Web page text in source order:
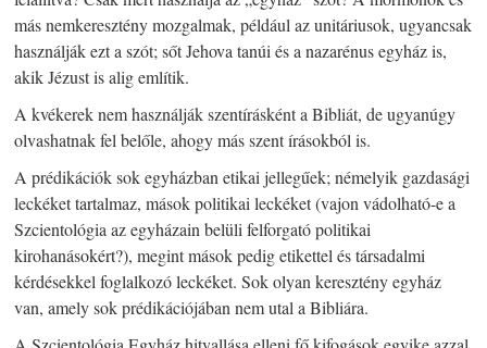
más nemkeresztény mozgalmak, például az unitáriusok, ugyancsak
használják ezt a szót; sőt Jehova tanúi és a nazarénus egyház is,
akik Jézust is alig említik.
A kvékerek nem használják szentírásként a Bibliát, de ugyanúgy
olvashatnak fel belőle, ahogy más szent írásokból is.
A prédikációk sok egyházban etikai jellegűek; némelyik gazdasági
leckéket tartalmaz, mások politikai leckéket (vajon vádolható-e a
Szcientológia az egyházain belüli felforgató politikai
kirohanásokért?), megint mások pedig etikettel és társadalmi
kérdésekkel foglalkozó leckéket. Sok olyan keresztény egyház
van, amely sok prédikációjában nem utal a Bibliára.